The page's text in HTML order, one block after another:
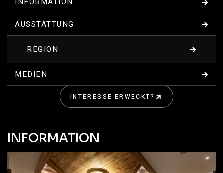
AUSSTATTUNG
REGION
MEDIEN
INTERESSE ERWECKT?
INFORMATION